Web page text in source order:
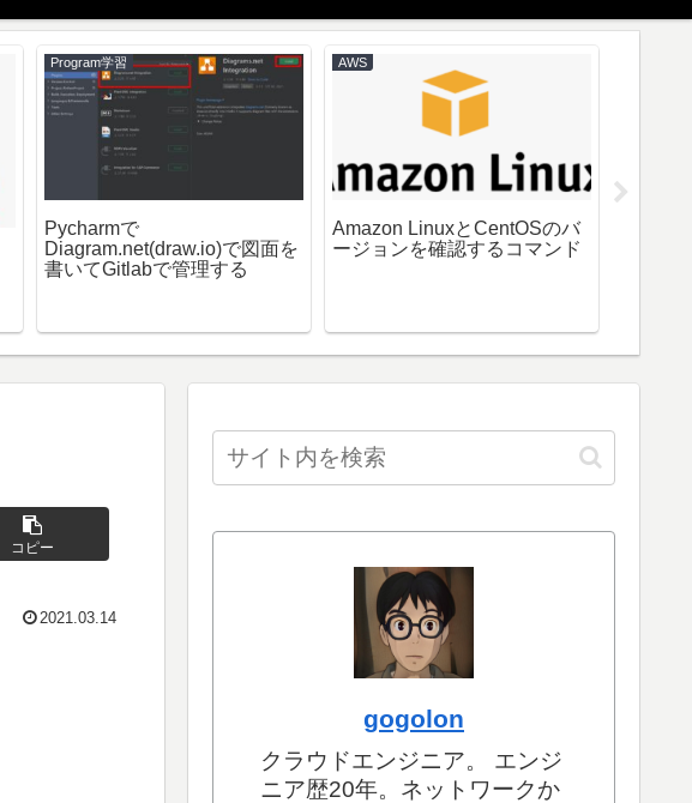
Program学習
Pycharmで
Diagram.net(draw.io)で図面を
書いてGitlabで管理する
AWS
Amazon LinuxとCentOSのバ
ージョンを確認するコマンド
コピー
2021.03.14
gogolon
クラウドエンジニア。 エンジ
ニア歴20年。ネットワークか